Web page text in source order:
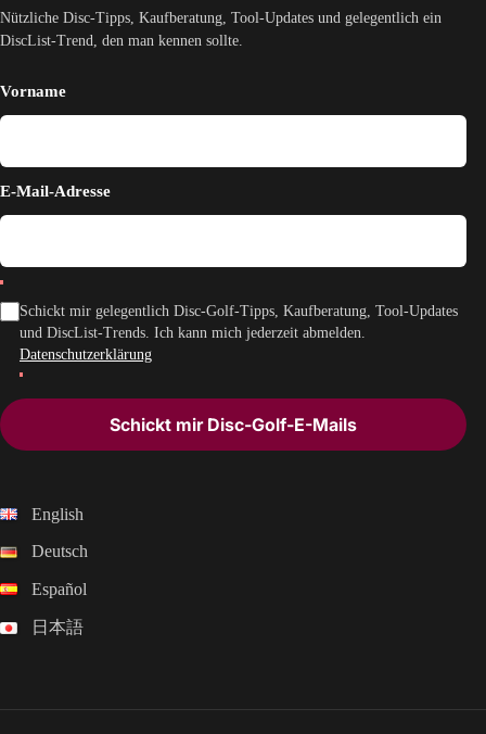
Nützliche Disc-Tipps, Kaufberatung, Tool-Updates und gelegentlich ein
DiscList-Trend, den man kennen sollte.
Vorname
E-Mail-Adresse
Schickt mir gelegentlich Disc-Golf-Tipps, Kaufberatung, Tool-Updates
und DiscList-Trends. Ich kann mich jederzeit abmelden.
Datenschutzerklärung
Schickt mir Disc-Golf-E-Mails
English
Deutsch
Español
日本語